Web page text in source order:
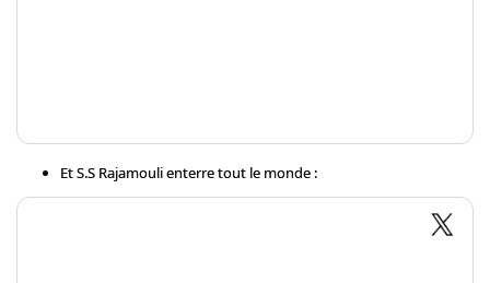
Et S.S Rajamouli enterre tout le monde :